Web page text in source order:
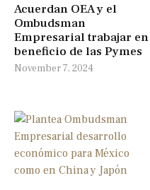
Acuerdan OEA y el
Ombudsman
Empresarial trabajar en
beneficio de las Pymes
November 7, 2024